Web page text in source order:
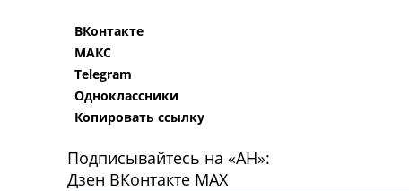
ВКонтакте
МАКС
Telegram
Одноклассники
Копировать ссылку
Подписывайтесь на «АН»:
Дзен ВКонтакте МАХ